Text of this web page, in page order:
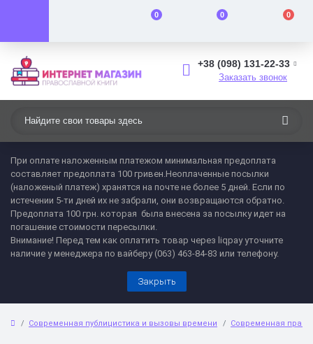
0 0 0
+38 (098) 131-22-33
Заказать звонок
При оплате наложенным платежом минимальная предоплата
составляет предоплата 100 гривен.Неоплаченные посылки
(наложеный платеж) хранятся на почте не более 5 дней. Если по
истечении 5-ти дней их не забрали, они возвращаются обратно.
Предоплата 100 грн. которая была внесена за посылку идет на
погашение стоимости пересылки.
Внимание! Перед тем как оплатить товар через liqpay уточните
наличие у менеджера по вайберу (063) 463-84-83 или телефону.
Закрыть
Современная публицистика и вызовы времени Современная